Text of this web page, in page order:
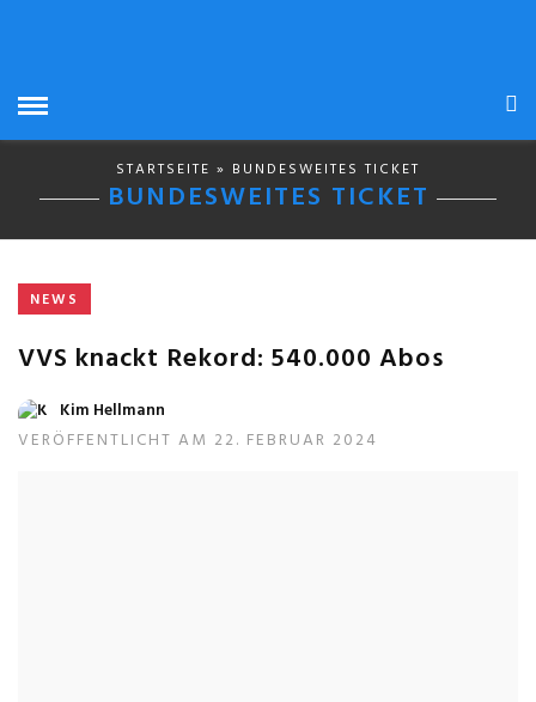
STARTSEITE » BUNDESWEITES TICKET
BUNDESWEITES TICKET
NEWS
VVS knackt Rekord: 540.000 Abos
Kim Hellmann
VERÖFFENTLICHT AM 22. FEBRUAR 2024